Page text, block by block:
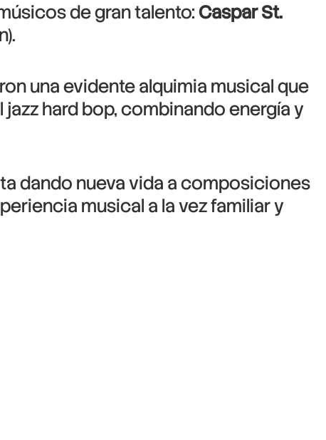
de gran talento:Caspar St.
una evidente alquimia musical que
hard bop, combinando energía y
dando nueva vida a composiciones
musical a la vez familiar y